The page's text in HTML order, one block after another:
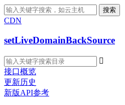
搜索
CDN
setLiveDomainBackSource

接口概览
更新历史
新版API参考